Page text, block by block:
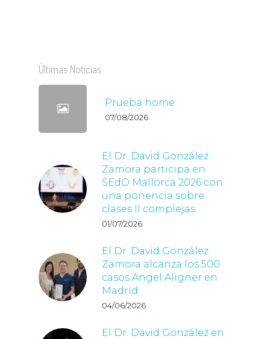
Últimas Noticias
Prueba home
07/08/2026
El Dr. David González
Zamora participa en
SEdO Mallorca 2026 con
una ponencia sobre
clases II complejas
01/07/2026
El Dr. David González
Zamora alcanza los 500
casos Angel Aligner en
Madrid
04/06/2026
El Dr. David González en